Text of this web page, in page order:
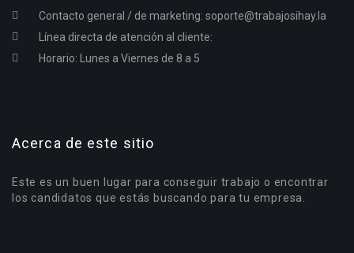
Contacto general / de marketing: soporte@trabajosihay.la
Línea directa de atención al cliente:
Horario: Lunes a Viernes de 8 a 5
Acerca de este sitio
Este es un buen lugar para conseguir trabajo o encontrar
los candidatos que estás buscando para tu empresa.